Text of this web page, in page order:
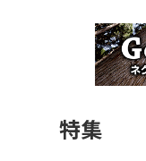
特集